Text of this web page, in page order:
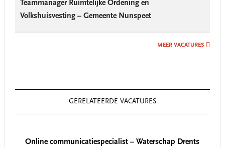
Teammanager Ruimtelijke Ordening en
Volkshuisvesting – Gemeente Nunspeet
MEER VACATURES
GERELATEERDE VACATURES
Online communicatiespecialist – Waterschap Drents